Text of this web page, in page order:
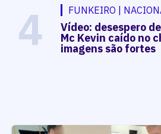
4 FUNKEIRO |
Vídeo: desespero
Mc Kevin caído no
imagens são fortes